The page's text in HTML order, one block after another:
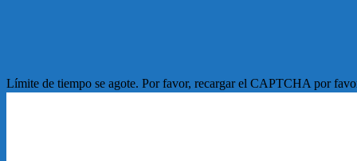
Límite de tiempo se agote. Por favor, recargar el CAPTCHA por